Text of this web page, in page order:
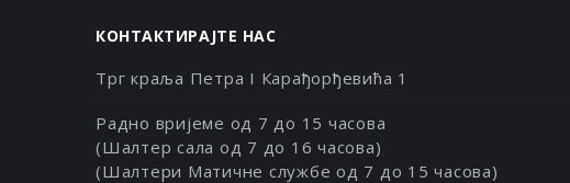
КОНТАКТИРАЈТЕ НАС
Трг краља Петра I Карађорђевића 1
Радно вријеме од 7 до 15 часова
(Шалтер сала од 7 до 16 часова)
(Шалтери Матичне службе од 7 до 15 часова)